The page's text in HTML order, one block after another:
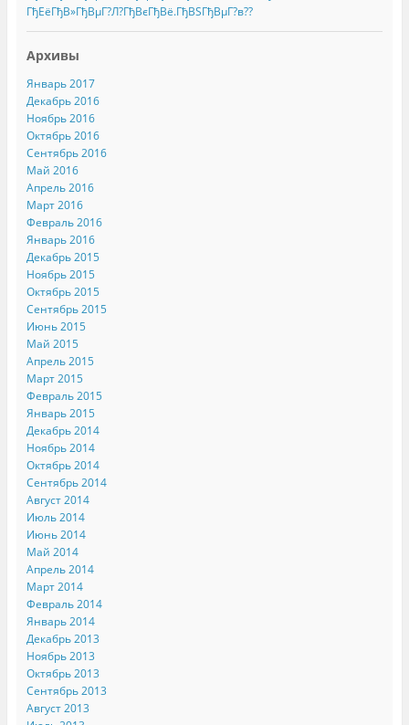
ГђЕёГђВ»ГђВµГ?Л?ГђВєГђВё.ГђВЅГђВµГ?в??
Архивы
Январь 2017
Декабрь 2016
Ноябрь 2016
Октябрь 2016
Сентябрь 2016
Май 2016
Апрель 2016
Март 2016
Февраль 2016
Январь 2016
Декабрь 2015
Ноябрь 2015
Октябрь 2015
Сентябрь 2015
Июнь 2015
Май 2015
Апрель 2015
Март 2015
Февраль 2015
Январь 2015
Декабрь 2014
Ноябрь 2014
Октябрь 2014
Сентябрь 2014
Август 2014
Июль 2014
Июнь 2014
Май 2014
Апрель 2014
Март 2014
Февраль 2014
Январь 2014
Декабрь 2013
Ноябрь 2013
Октябрь 2013
Сентябрь 2013
Август 2013